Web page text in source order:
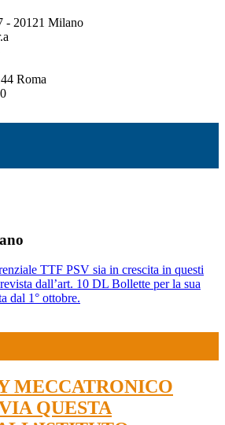
- 20121 Milano
Roma
TTF PSV sia in crescita in questi
dall’art. 10 DL Bollette per la sua
dal 1° ottobre.
MECCATRONICO
QUESTA